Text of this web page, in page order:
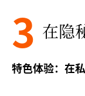
3 在隐
特色体验：在